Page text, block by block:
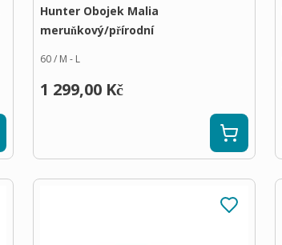
Hunter Obojek Malia
meruňkový/přírodní
60 / M - L
1 299,00 Kč